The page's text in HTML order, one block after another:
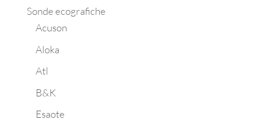
Sonde ecografiche
Acuson
Aloka
Atl
B&K
Esaote